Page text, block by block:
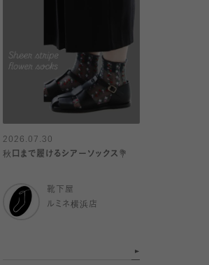
2026.07.30
秋口まで履けるシアーソックス💐
靴下屋
ルミネ横浜店